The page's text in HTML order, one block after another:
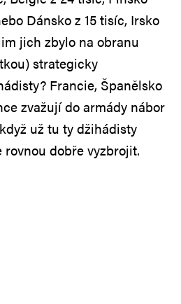
Dánsko z 15 tisíc, Irsko
jich zbylo na obranu
strategicky
Francie, Španělsko
zvažují do armády nábor
už tu ty džihádisty
rovnou dobře vyzbrojit.